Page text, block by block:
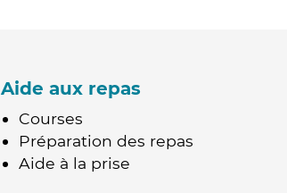
Aide aux repas
Courses
Préparation des repas
Aide à la prise